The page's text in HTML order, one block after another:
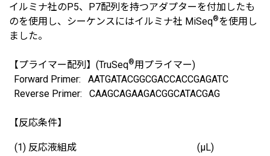
イルミナ社のP5、P7配列を持つアダプターを付加したも
のを使用し、シーケンスにはイルミナ社 MiSeq®を使用し
ました。
【プライマー配列】(TruSeq®用プライマー)
Forward Primer: AATGATACGGCGACCACCGAGATC
Reverse Primer: CAAGCAGAAGACGGCATACGAG
【反応条件】
(1) 反応液組成 (μL)